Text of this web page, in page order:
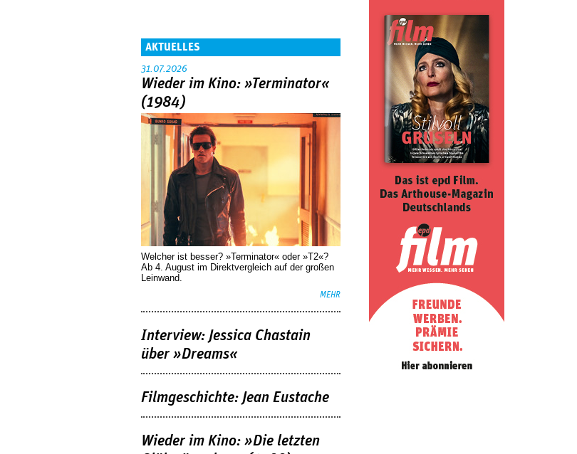
AKTUELLES
31.07.2026
Wieder im Kino: »Terminator«
(1984)
Welcher ist besser? »Terminator« oder »T2«?
Ab 4. August im Direktvergleich auf der großen
Leinwand.
MEHR
Interview: Jessica Chastain
über »Dreams«
Filmgeschichte: Jean Eustache
Wieder im Kino: »Die letzten